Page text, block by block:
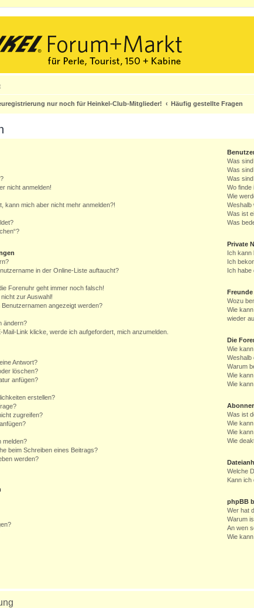
nur noch für Heinkel-Club-Mitglieder! Häufig gestellte Fragen
nicht anmelden!
kann mich aber nicht mehr anmelden?!
in der Online-Liste auftaucht?
Forenuhr geht immer noch falsch!
zur Auswahl!
angezeigt werden?
ändern?
Link klicke, werde ich aufgefordert, mich anzumelden.
Antwort?
löschen?
anfügen?
erstellen?
zugreifen?
melden?
beim Schreiben eines Beitrags?
werden?
Was
Was
Was
Wo finde
Wie
Weshalb
Was ist
Was
Private
Ich kann
Ich
Ich habe
Wozu
Wie
wieder
Die
Wie
Weshalb
Warum
Wie
Wie
Was ist
Wie
Wie
Wie
Welche
Kann ich
phpBB
Wer hat
Warum
An wen
Wie